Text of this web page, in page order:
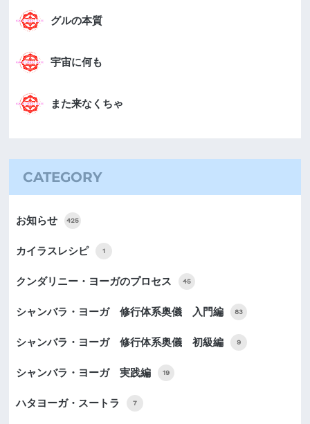
グルの本質
宇宙に何も
また来なくちゃ
CATEGORY
お知らせ 425
カイラスレシピ 1
クンダリニー・ヨーガのプロセス 45
シャンバラ・ヨーガ 修行体系奥儀 入門編 83
シャンバラ・ヨーガ 修行体系奥儀 初級編 9
シャンバラ・ヨーガ 実践編 19
ハタヨーガ・スートラ 7